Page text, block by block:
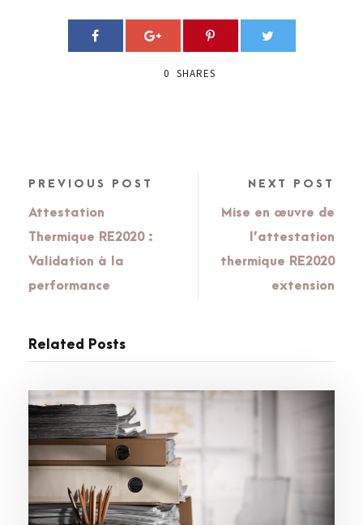
0 SHARES
PREVIOUS POST
Attestation
Thermique RE2020 :
Validation à la
performance
NEXT POST
Mise en œuvre de
l’attestation
thermique RE2020
extension
Related Posts